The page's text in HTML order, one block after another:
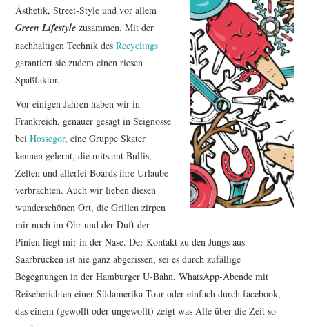
Ästhetik, Street-Style und vor allem
Green Lifestyle zusammen. Mit der
nachhaltigen Technik desRecyclings
garantiert sie zudem einen riesen
Spaßfaktor.
Vor einigen Jahren haben wir in
Frankreich, genauer gesagt in Seignosse
beiHossegor, eine Gruppe Skater
kennen gelernt, die mitsamt Bullis,
Zelten und allerlei Boards ihre Urlaube
verbrachten. Auch wir lieben diesen
wunderschönen Ort, die Grillen zirpen
mir noch im Ohr und der Duft der
Pinien liegt mir in der Nase. Der Kontakt zu den Jungs aus
Saarbrücken ist nie ganz abgerissen, sei es durch zufällige
Begegnungen in der Hamburger U-Bahn, WhatsApp-Abende mit
Reiseberichten einer Südamerika-Tour oder einfach durch facebook,
das einem (gewollt oder ungewollt) zeigt was Alle über die Zeit so